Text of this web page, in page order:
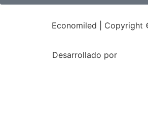
Economiled | Copyright
Desarrollado por